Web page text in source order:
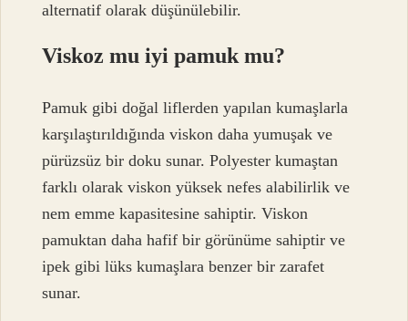
alternatif olarak düşünülebilir.
Viskoz mu iyi pamuk mu?
Pamuk gibi doğal liflerden yapılan kumaşlarla
karşılaştırıldığında viskon daha yumuşak ve
pürüzsüz bir doku sunar. Polyester kumaştan
farklı olarak viskon yüksek nefes alabilirlik ve
nem emme kapasitesine sahiptir. Viskon
pamuktan daha hafif bir görünüme sahiptir ve
ipek gibi lüks kumaşlara benzer bir zarafet
sunar.